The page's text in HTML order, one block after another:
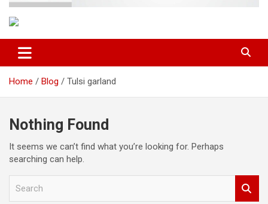
Chhattisgarh Star
Home Blog Tulsi garland
Nothing Found
It seems we can’t find what you’re looking for. Perhaps
searching can help.